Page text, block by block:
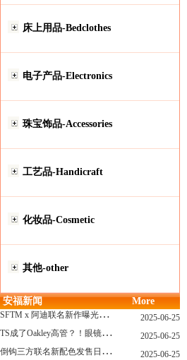
床上用品-Bedclothes
电子产品-Electronics
珠宝饰品-Accessories
工艺品-Handicraft
化妆品-Cosmetic
其他-other
安福新闻 More
S
FTM x 阿迪联名新作曝光，「超薄底」风格才是今年最大黑马？ 2025-06-25
T
S成了Oakley高管？！眼镜圈要变天了 2025-06-25
倒
钩三方联名新配色发售日确认，Travis Scott x Chase B 即将登场！ 2025-06-25